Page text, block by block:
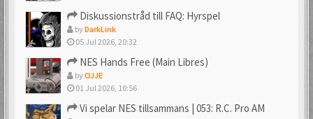
Diskussionstråd till FAQ: Hyrspel
byDarkLink
05 Jul 2026, 20:32
NES Hands Free (Main Libres)
byOJJE
01 Jul 2026, 10:56
Vi spelar NES tillsammans | 053: R.C. Pro AM